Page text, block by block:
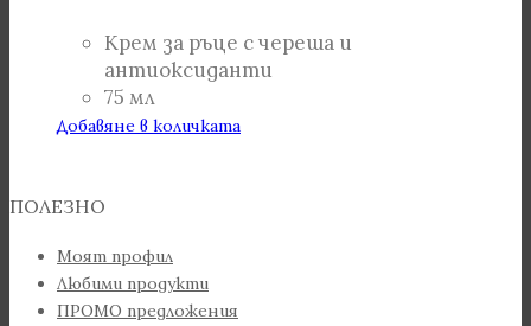
3.57 €
/
Крем за ръце с череша и
антиоксиданти
75 мл
Добавяне в количката
ПОЛЕЗНО
Моят профил
Любими продукти
ПРОМО предложения